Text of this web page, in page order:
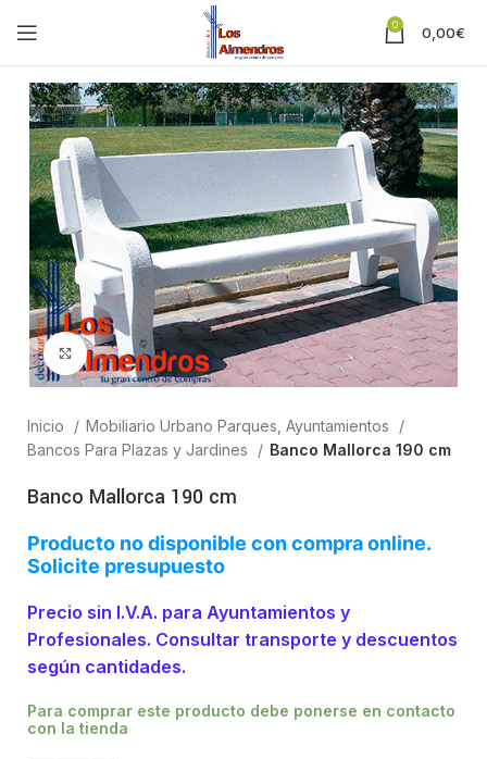
0 0,00€
Clic para ampliar
Inicio
Mobiliario Urbano Parques, Ayuntamientos
Bancos Para Plazas y Jardines
Banco Mallorca 190 cm
Banco Mallorca 190 cm
Producto no disponible con compra online.
Solicite presupuesto
Precio sin I.V.A. para Ayuntamientos y
Profesionales. Consultar transporte y descuentos
según cantidades.
Para comprar este producto debe ponerse en contacto
con la tienda